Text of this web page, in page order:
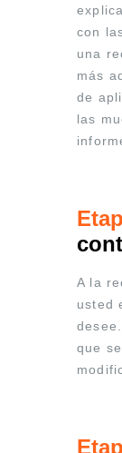
con
una
más
de
las
A la
usted
que